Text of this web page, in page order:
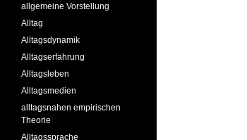
allgemeine Vorstellung
Alltag
Alltagsdynamik
Alltagserfahrung
Alltagsleben
Alltagsmedien
alltagsnahen empirischen
Theorie
Alltagssprache